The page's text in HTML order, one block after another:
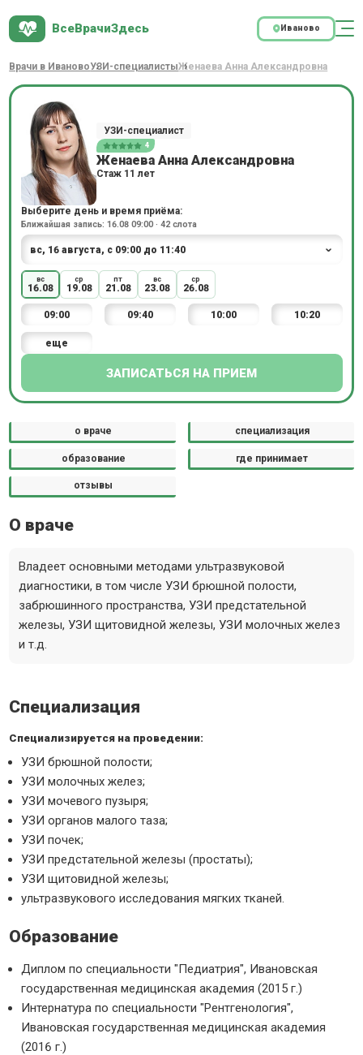
ВсеВрачиЗдесь Иваново
Врачи в ИвановоУЗИ-специалистыЖенаева Анна Александровна
УЗИ-специалист
4
Женаева Анна Александровна
Стаж 11 лет
Выберите день и время приёма:
Ближайшая запись: 16.08 09:00 · 42 слота
вс
16.08
ср
19.08
пт
21.08
вс
23.08
ср
26.08
09:00 09:40 10:00 10:20
еще
ЗАПИСАТЬСЯ НА ПРИЕМ
о враче специализация
образование где принимает
отзывы
О враче
Владеет основными методами ультразвуковой
диагностики, в том числе УЗИ брюшной полости,
забрюшинного пространства, УЗИ предстательной
железы, УЗИ щитовидной железы, УЗИ молочных желез
и т.д.
Специализация
Специализируется на проведении:
УЗИ брюшной полости;
УЗИ молочных желез;
УЗИ мочевого пузыря;
УЗИ органов малого таза;
УЗИ почек;
УЗИ предстательной железы (простаты);
УЗИ щитовидной железы;
ультразвукового исследования мягких тканей.
Образование
Диплом по специальности "Педиатрия", Ивановская
государственная медицинская академия (2015 г.)
Интернатура по специальности "Рентгенология",
Ивановская государственная медицинская академия
(2016 г.)